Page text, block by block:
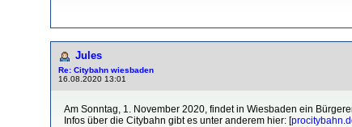
Jules
Re: Citybahn wiesbaden
16.08.2020 13:01
Am Sonntag, 1. November 2020, findet in Wiesbaden ein
Infos über die Citybahn gibt es unter anderem hier: [